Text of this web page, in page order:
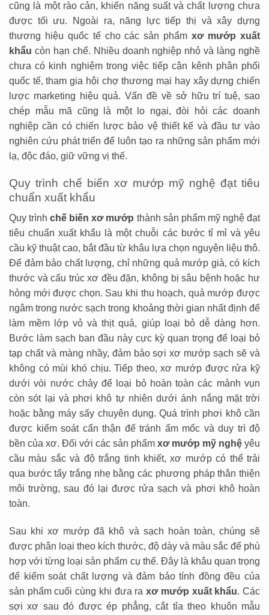
cũng là một rào cản, khiến năng suất và chất lượng chưa
được tối ưu. Ngoài ra, năng lực tiếp thị và xây dựng
thương hiệu quốc tế cho các sản phẩmxơ mướp xuất
khẩu còn hạn chế. Nhiều doanh nghiệp nhỏ và làng nghề
chưa có kinh nghiệm trong việc tiếp cận kênh phân phối
quốc tế, tham gia hội chợ thương mại hay xây dựng chiến
lược marketing hiệu quả. Vấn đề về sở hữu trí tuệ, sao
chép mẫu mã cũng là một lo ngại, đòi hỏi các doanh
nghiệp cần có chiến lược bảo vệ thiết kế và đầu tư vào
nghiên cứu phát triển để luôn tạo ra những sản phẩm mới
lạ, độc đáo, giữ vững vị thế.
Quy trình chế biến xơ mướp mỹ nghệ đạt tiêu
chuẩn xuất khẩu
Quy trìnhchế biến xơ mướp thành sản phẩm mỹ nghệ đạt
tiêu chuẩn xuất khẩu là một chuỗi các bước tỉ mỉ và yêu
cầu kỹ thuật cao, bắt đầu từ khâu lựa chọn nguyên liệu thô.
Để đảm bảo chất lượng, chỉ những quả mướp già, có kích
thước và cấu trúc xơ đều đặn, không bị sâu bệnh hoặc hư
hỏng mới được chọn. Sau khi thu hoạch, quả mướp được
ngâm trong nước sạch trong khoảng thời gian nhất định để
làm mềm lớp vỏ và thịt quả, giúp loại bỏ dễ dàng hơn.
Bước làm sạch ban đầu này cực kỳ quan trọng để loại bỏ
tạp chất và màng nhầy, đảm bảo sợi xơ mướp sạch sẽ và
không có mùi khó chịu. Tiếp theo, xơ mướp được rửa kỹ
dưới vòi nước chảy để loại bỏ hoàn toàn các mảnh vụn
còn sót lại và phơi khô tự nhiên dưới ánh nắng mặt trời
hoặc bằng máy sấy chuyên dụng. Quá trình phơi khô cần
được kiểm soát cẩn thận để tránh ẩm mốc và duy trì độ
bền của xơ. Đối với các sản phẩm xơ mướp mỹ nghệ yêu
cầu màu sắc và độ trắng tinh khiết, xơ mướp có thể trải
qua bước tẩy trắng nhẹ bằng các phương pháp thân thiện
môi trường, sau đó lại được rửa sạch và phơi khô hoàn
toàn.
Sau khi xơ mướp đã khô và sạch hoàn toàn, chúng sẽ
được phân loại theo kích thước, độ dày và màu sắc để phù
hợp với từng loại sản phẩm cụ thể. Đây là khâu quan trọng
để kiểm soát chất lượng và đảm bảo tính đồng đều của
sản phẩm cuối cùng khi đưa raxơ mướp xuất khẩu. Các
sợi xơ sau đó được ép phẳng, cắt tỉa theo khuôn mẫu